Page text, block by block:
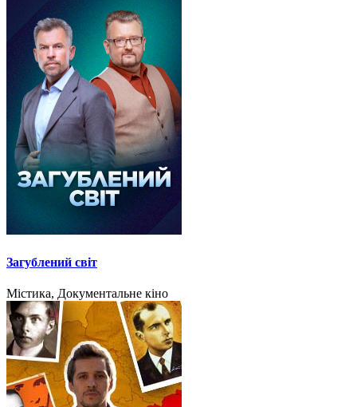
Загублений світ
Містика, Документальне кіно